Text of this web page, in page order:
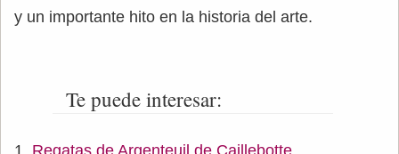
y un importante hito en la historia del arte.
Te puede interesar:
Regatas de Argenteuil de Caillebotte